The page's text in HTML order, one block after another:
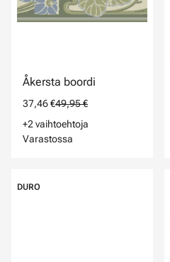
Åkersta boordi
37,46 €49,95 €
+2 vaihtoehtoja
Varastossa
DURO